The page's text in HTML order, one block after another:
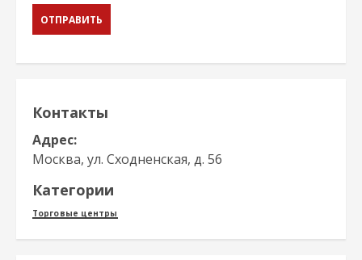
Контакты
Адрес:
Москва, ул. Сходненская, д. 56
Категории
Торговые центры